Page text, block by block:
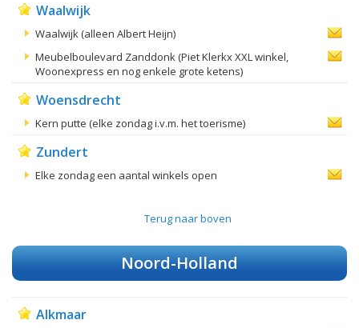
Waalwijk
Waalwijk (alleen Albert Heijn)
Meubelboulevard Zanddonk (Piet Klerkx XXL winkel,
Woonexpress en nog enkele grote ketens)
Woensdrecht
Kern putte (elke zondag i.v.m. het toerisme)
Zundert
Elke zondag een aantal winkels open
Terug naar boven
Noord-Holland
Alkmaar